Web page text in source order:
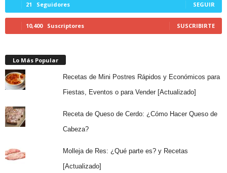
21 Seguidores SEGUIR
10,400 Suscriptores SUSCRIBIRTE
Lo Más Popular
Recetas de Mini Postres Rápidos y Económicos para
Fiestas, Eventos o para Vender [Actualizado]
Receta de Queso de Cerdo: ¿Cómo Hacer Queso de
Cabeza?
Molleja de Res: ¿Qué parte es? y Recetas
[Actualizado]